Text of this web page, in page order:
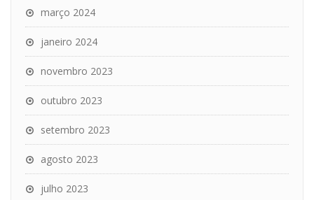
março 2024
janeiro 2024
novembro 2023
outubro 2023
setembro 2023
agosto 2023
julho 2023